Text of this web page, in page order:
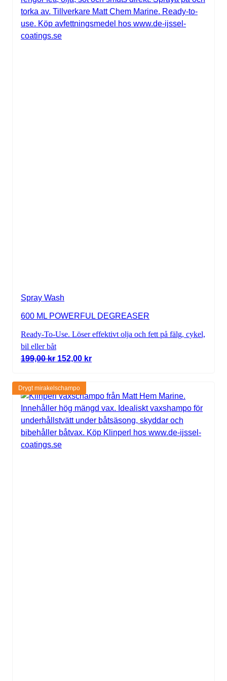
Spray Wash
600 ML POWERFUL DEGREASER
Ready-To-Use. Löser effektivt olja och fett på fälg, cykel,
bil eller båt
199,00kr Det ursprungliga priset var: 199,00 kr.
152,00 krDet nuvarande priset är: 152,00 kr.
Drygt mirakelschampo